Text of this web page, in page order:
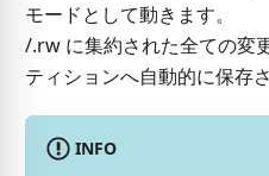
モードとして動きます。
/.rw に集約された全ての変
ティションへ自動的に保存さ
INFO